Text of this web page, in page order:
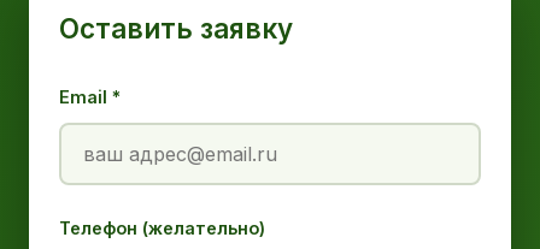
Оставить заявку
Email *
Телефон (желательно)